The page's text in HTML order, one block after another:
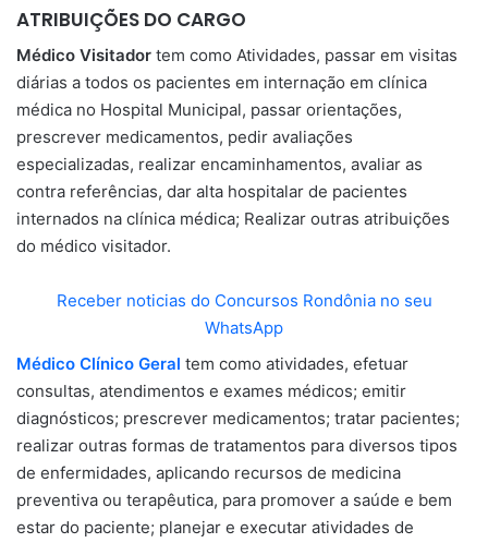
ATRIBUIÇÕES DO CARGO
Médico Visitador tem como Atividades, passar em visitas
diárias a todos os pacientes em internação em clínica
médica no Hospital Municipal, passar orientações,
prescrever medicamentos, pedir avaliações
especializadas, realizar encaminhamentos, avaliar as
contra referências, dar alta hospitalar de pacientes
internados na clínica médica; Realizar outras atribuições
do médico visitador.
Receber noticias do Concursos Rondônia no seu
WhatsApp
Médico Clínico Geral tem como atividades, efetuar
consultas, atendimentos e exames médicos; emitir
diagnósticos; prescrever medicamentos; tratar pacientes;
realizar outras formas de tratamentos para diversos tipos
de enfermidades, aplicando recursos de medicina
preventiva ou terapêutica, para promover a saúde e bem
estar do paciente; planejar e executar atividades de